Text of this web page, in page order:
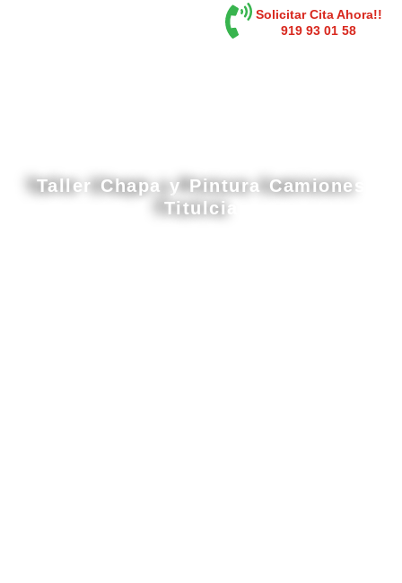
Solicitar Cita Ahora!!
919 93 01 58
Taller Chapa y Pintura Camiones
Titulcia